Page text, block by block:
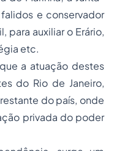
e conservador
para auxiliar o Erário,
etc.
a atuação destes
do Rio de Janeiro,
do país, onde
privada do poder